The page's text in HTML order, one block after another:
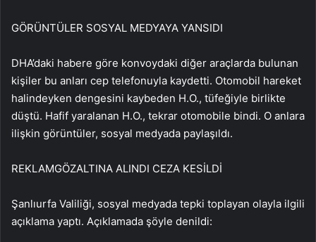
GÖRÜNTÜLER SOSYAL MEDYAYA YANSIDI
DHA’daki habere göre konvoydaki diğer araçlarda bulunan
kişiler bu anları cep telefonuyla kaydetti. Otomobil hareket
halindeyken dengesini kaybeden H.O., tüfeğiyle birlikte
düştü. Hafif yaralanan H.O., tekrar otomobile bindi. O anlara
ilişkin görüntüler, sosyal medyada paylaşıldı.
REKLAMGÖZALTINA ALINDI CEZA KESİLDİ
Şanlıurfa Valiliği, sosyal medyada tepki toplayan olayla ilgili
açıklama yaptı. Açıklamada şöyle denildi: